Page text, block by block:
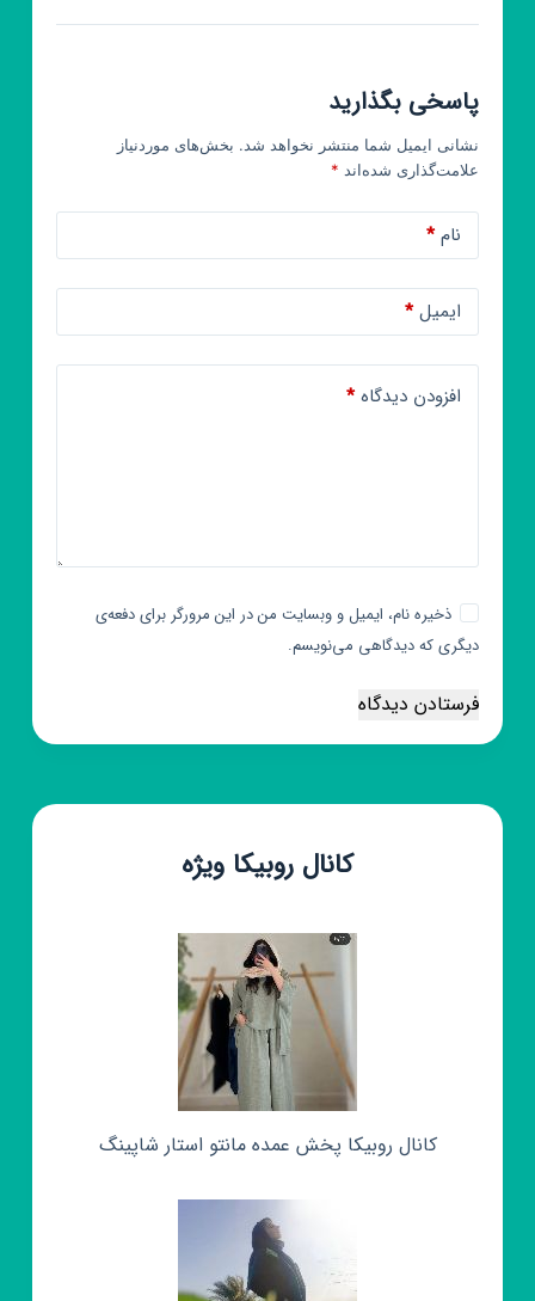
🎭
پاسخی بگذارید
نشانی ایمیل شما منتشر نخواهد شد. بخش‌های موردنیاز
علامت‌گذاری شده‌اند *
نام*
ایمیل*
افزودن دیدگاه*
ذخیره نام، ایمیل و وبسایت من در این مرورگر برای دفعه‌ی
دیگری که دیدگاهی می‌نویسم.
فرستادن دیدگاه
کانال روبیکا ویژه
کانال روبیکا پخش عمده مانتو استار شاپینگ